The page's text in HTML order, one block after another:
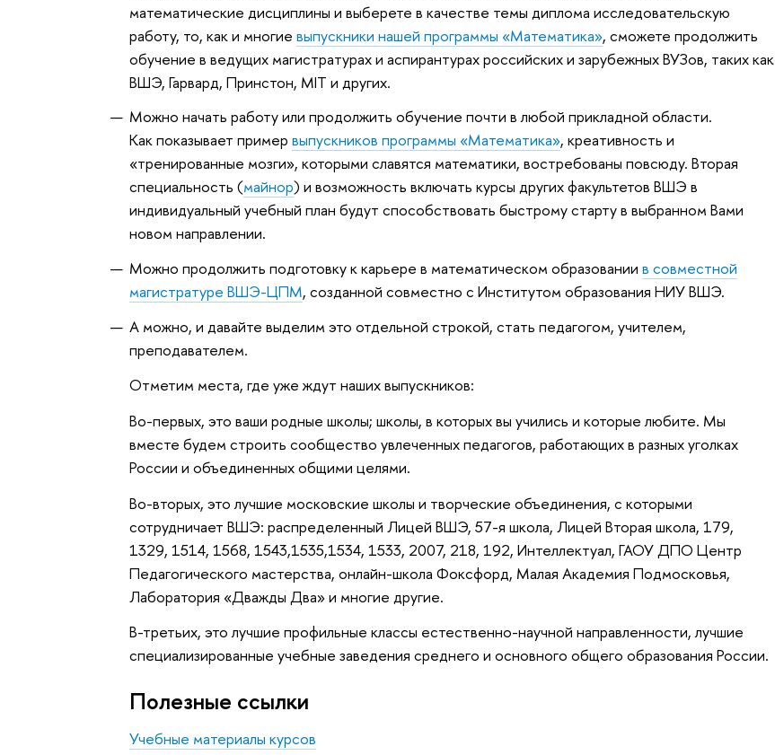
математические дисциплины и выберете в качестве темы диплома исследовательскую
работу, то, как и многиевыпускники нашей программы «Математика», сможете продолжить
обучение в ведущих магистратурах и аспирантурах российских и зарубежных ВУЗов, таких как
ВШЭ, Гарвард, Принстон, MIT и других.
Можно начать работу или продолжить обучение почти в любой прикладной области.
Как показывает примервыпускников программы «Математика», креативность и
«тренированные мозги», которыми славятся математики, востребованы повсюду. Вторая
специальность (майнор) и возможность включать курсы других факультетов ВШЭ в
индивидуальный учебный план будут способствовать быстрому старту в выбранном Вами
новом направлении.
Можно продолжить подготовку к карьере в математическом образованиив совместной
магистратуре ВШЭ-ЦПМ, созданной совместно с Институтом образования НИУ ВШЭ.
А можно, и давайте выделим это отдельной строкой, стать педагогом, учителем,
преподавателем.
Отметим места, где уже ждут наших выпускников:
Во-первых, это ваши родные школы; школы, в которых вы учились и которые любите. Мы
вместе будем строить сообщество увлеченных педагогов, работающих в разных уголках
России и объединенных общими целями.
Во-вторых, это лучшие московские школы и творческие объединения, с которыми
сотрудничает ВШЭ: распределенный Лицей ВШЭ, 57-я школа, Лицей Вторая школа, 179,
1329, 1514, 1568, 1543,1535,1534, 1533, 2007, 218, 192, Интеллектуал, ГАОУ ДПО Центр
Педагогического мастерства, онлайн-школа Фоксфорд, Малая Академия Подмосковья,
Лаборатория «Дважды Два» и многие другие.
В-третьих, это лучшие профильные классы естественно-научной направленности, лучшие
специализированные учебные заведения среднего и основного общего образования России.
Полезные ссылки
Учебные материалы курсов